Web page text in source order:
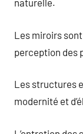
naturelle.
Les miroirs
perception des
Les structures
modernité et